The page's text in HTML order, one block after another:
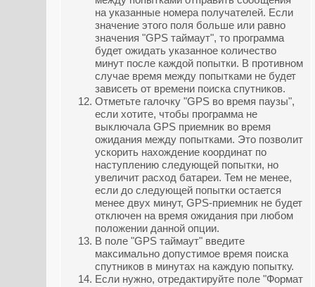
на указанные номера получателей. Если
значение этого поля больше или равно
значения "GPS таймаут", то программа
будет ожидать указанное количество
минут после каждой попытки. В противном
случае время между попытками не будет
зависеть от времени поиска спутников.
Отметьте галочку "GPS во время паузы",
если хотите, чтобы программа не
выключала GPS приемник во время
ожидания между попытками. Это позволит
ускорить нахождение координат по
наступлению следующей попытки, но
увеличит расход батареи. Тем не менее,
если до следующей попытки остается
менее двух минут, GPS-приемник не будет
отключен на время ожидания при любом
положении данной опции.
В поле "GPS таймаут" введите
максимально допустимое время поиска
спутников в минутах на каждую попытку.
Если нужно, отредактируйте поле "Формат